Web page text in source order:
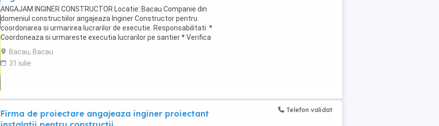
ANGAJAM INGINER CONSTRUCTOR Locatie: Bacau Companie din
domeniul constructiilor angajeaza Inginer Constructor pentru
coordonarea si urmarirea lucrarilor de executie. Responsabilitati: *
Coordoneaza si urmareste executia lucrarilor pe santier * Verifica
respectarea proiectului tehnic si a termenelor ...
Bacau, Bacau
31 iulie
Firma de proiectare angajeaza inginer proiectant
Telefon validat